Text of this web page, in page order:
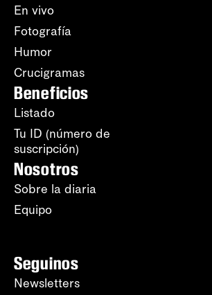
En vivo
Fotografía
Humor
Crucigramas
Beneficios
Listado
Tu ID (número de
suscripción)
Nosotros
Sobre la diaria
Equipo
Seguinos
Newsletters